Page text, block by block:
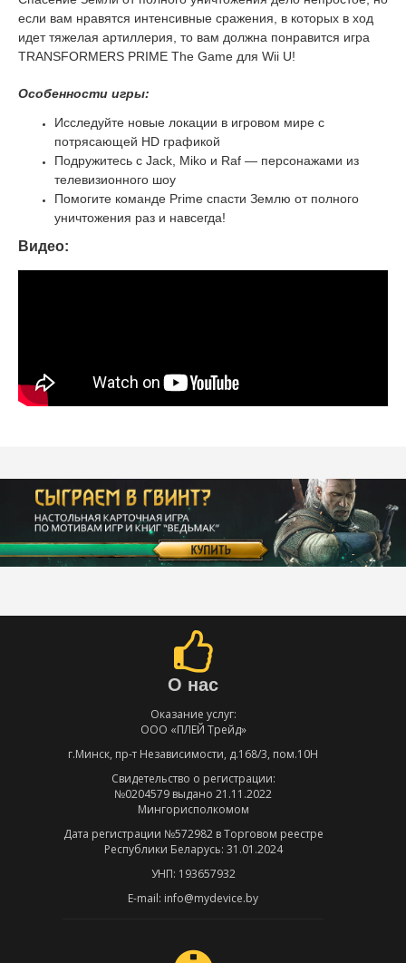
если вам нравятся интенсивные сражения, в которых в ход
идет тяжелая артиллерия, то вам должна понравится игра
TRANSFORMERS PRIME The Game для Wii U!
Особенности игры:
Исследуйте новые локации в игровом мире с
потрясающей HD графикой
Подружитесь с Jack, Miko и Raf — персонажами из
телевизионного шоу
Помогите команде Prime спасти Землю от полного
уничтожения раз и навсегда!
Видео:
О нас
Оказание услуг:
ООО «ПЛЕЙ Трейд»
г.Минск, пр-т Независимости, д.168/3, пом.10Н
Свидетельство о регистрации:
№0204579 выдано 21.11.2022
Мингорисполкомом
Дата регистрации №572982 в Торговом реестре
Республики Беларусь: 31.01.2024
УНП: 193657932
E-mail: info@mydevice.by